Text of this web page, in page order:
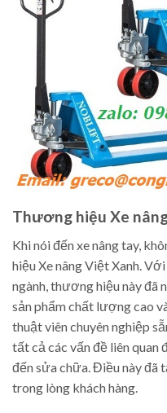
Thương hiệu Xe
Khi nói đến xe nâng tay,
hiệu Xe nâng Việt Xanh.
ngành, thương hiệu này đã
sản phẩm chất lượng cao
thuật viên chuyên nghiệp
tất cả các vấn đề liên quan
đến sửa chữa. Điều này đã
trong lòng khách hàng.